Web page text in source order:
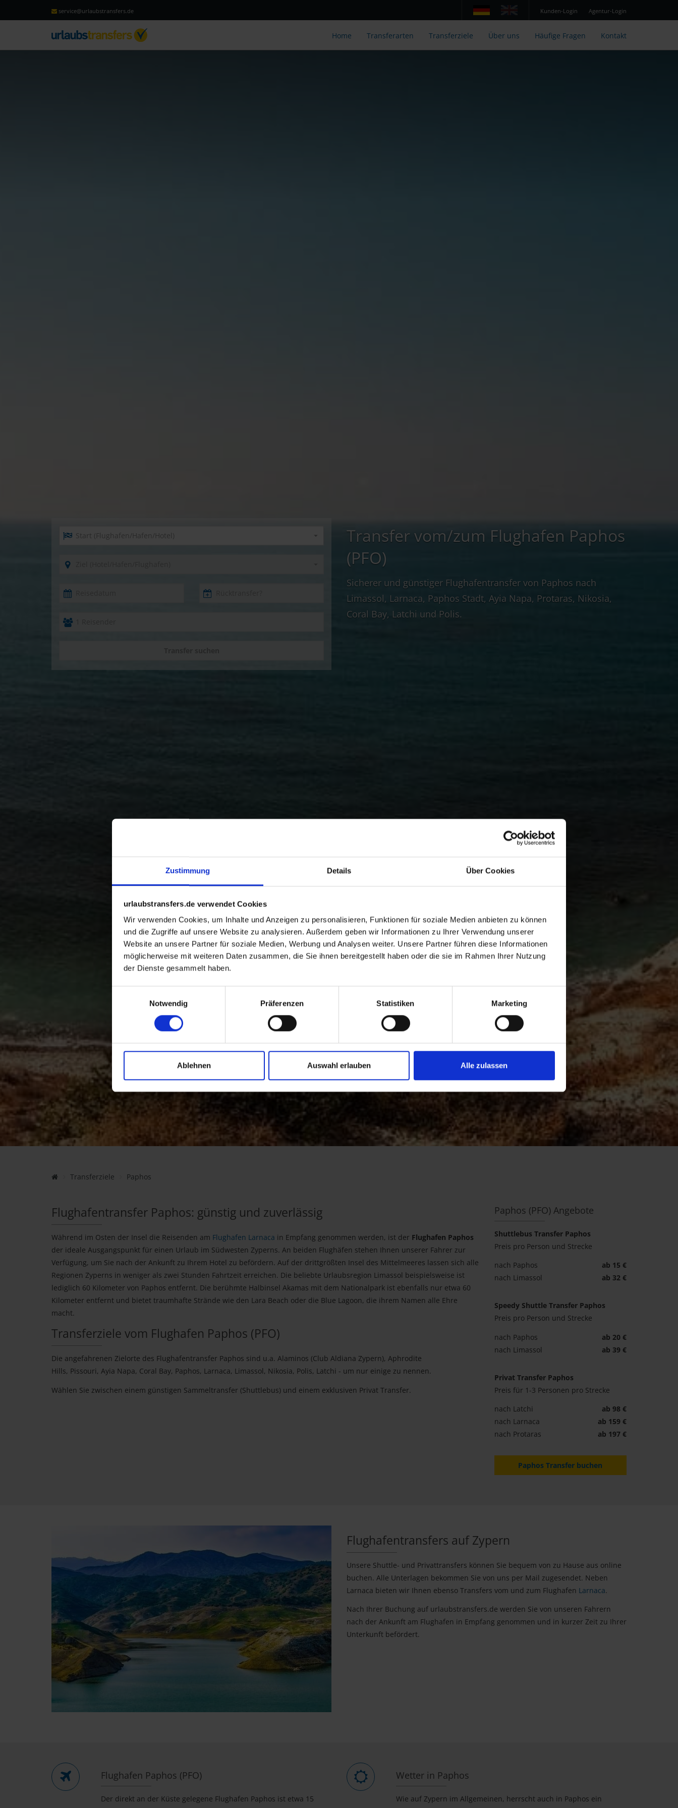
Zustimmung Details Über Cookies
urlaubstransfers.de verwendet Cookies
Wir verwenden Cookies, um Inhalte und Anzeigen zu personalisieren, Funktionen für soziale Medien anbieten zu können
und die Zugriffe auf unsere Website zu analysieren. Außerdem geben wir Informationen zu Ihrer Verwendung unserer
Website an unsere Partner für soziale Medien, Werbung und Analysen weiter. Unsere Partner führen diese Informationen
möglicherweise mit weiteren Daten zusammen, die Sie ihnen bereitgestellt haben oder die sie im Rahmen Ihrer Nutzung
der Dienste gesammelt haben.
Notwendig
Präferenzen Statistiken Marketing
Ablehnen Auswahl erlauben Alle zulassen
service@urlaubstransfers.de Kunden-Login Agentur-Login
Home Transferarten Transferziele Über uns Häufige Fragen Kontakt
Transfer vom/zum Flughafen Paphos
(PFO)
Sicherer und günstiger Flughafentransfer von Paphos nach
Limassol, Larnaca, Paphos Stadt, Ayia Napa, Protaras, Nikosia,
Coral Bay, Latchi und Polis.
Start (Flughafen/Hafen/Hotel)
Transferziele Paphos
Flughafentransfer Paphos: günstig und zuverlässig
Während im Osten der Insel die Reisenden am Flughafen Larnaca in Empfang genommen werden, ist der Flughafen Paphos
der ideale Ausgangspunkt für einen Urlaub im Südwesten Zyperns. An beiden Flughäfen stehen Ihnen unserer Fahrer zur
Verfügung, um Sie nach der Ankunft zu Ihrem Hotel zu befördern. Auf der drittgrößten Insel des Mittelmeeres lassen sich alle
Regionen Zyperns in weniger als zwei Stunden Fahrtzeit erreichen. Die beliebte Urlaubsregion Limassol beispielsweise ist
lediglich 60 Kilometer von Paphos entfernt. Die berühmte Halbinsel Akamas mit dem Nationalpark ist ebenfalls nur etwa 60
Kilometer entfernt und bietet traumhafte Strände wie den Lara Beach oder die Blue Lagoon, die ihrem Namen alle Ehre
macht.
Transferziele vom Flughafen Paphos (PFO)
Die angefahrenen Zielorte des Flughafentransfer Paphos sind u.a. Alaminos (Club Aldiana Zypern), Aphrodite
Hills, Pissouri, Ayia Napa, Coral Bay, Paphos, Larnaca, Limassol, Nikosia, Polis, Latchi - um nur einige zu nennen.
Wählen Sie zwischen einem günstigen Sammeltransfer (Shuttlebus) und einem exklusiven Privat Transfer.
Paphos (PFO) Angebote
Shuttlebus Transfer Paphos
Preis pro Person und Strecke
nach Paphos
ab 15 €
nach Limassol
ab 32 €
Speedy Shuttle Transfer Paphos
Preis pro Person und Strecke
nach Paphos
ab 20 €
nach Limassol
ab 39 €
Privat Transfer Paphos
Preis für 1-3 Personen pro Strecke
nach Latchi
ab 98 €
nach Larnaca
ab 159 €
nach Protaras
ab 197 €
Paphos Transfer buchen
Flughafentransfers auf Zypern
Unsere Shuttle- und Privattransfers können Sie bequem von zu Hause aus online
buchen. Alle Unterlagen bekommen Sie von uns per Mail zugesendet. Neben
Larnaca bieten wir Ihnen ebenso Transfers vom und zum Flughafen Larnaca.
Nach Ihrer Buchung auf urlaubstransfers.de werden Sie von unseren Fahrern
nach der Ankunft am Flughafen in Empfang genommen und in kurzer Zeit zu Ihrer
Unterkunft befördert.
Flughafen Paphos (PFO)
Der direkt an der Küste gelegene Flughafen Paphos ist etwa 15
Wetter in Paphos
Wie auf Zypern im Allgemeinen, herrscht auch in Paphos ein